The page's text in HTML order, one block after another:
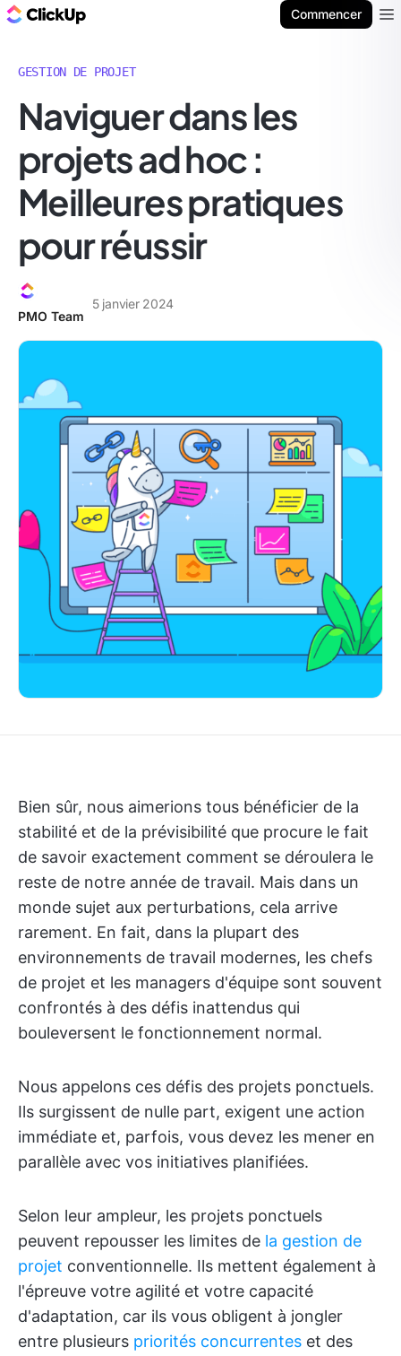
Commencer
GESTION DE PROJET
Naviguer dans les
projets ad hoc :
Meilleures pratiques
pour réussir
PMO Team
5 janvier 2024
Bien sûr, nous aimerions tous bénéficier de la
stabilité et de la prévisibilité que procure le fait
de savoir exactement comment se déroulera le
reste de notre année de travail. Mais dans un
monde sujet aux perturbations, cela arrive
rarement. En fait, dans la plupart des
environnements de travail modernes, les chefs
de projet et les managers d'équipe sont souvent
confrontés à des défis inattendus qui
bouleversent le fonctionnement normal.
Nous appelons ces défis des projets ponctuels.
Ils surgissent de nulle part, exigent une action
immédiate et, parfois, vous devez les mener en
parallèle avec vos initiatives planifiées.
Selon leur ampleur, les projets ponctuels
peuvent repousser les limites de la gestion de
projet conventionnelle. Ils mettent également à
l'épreuve votre agilité et votre capacité
d'adaptation, car ils vous obligent à jongler
entre plusieurs priorités concurrentes et des